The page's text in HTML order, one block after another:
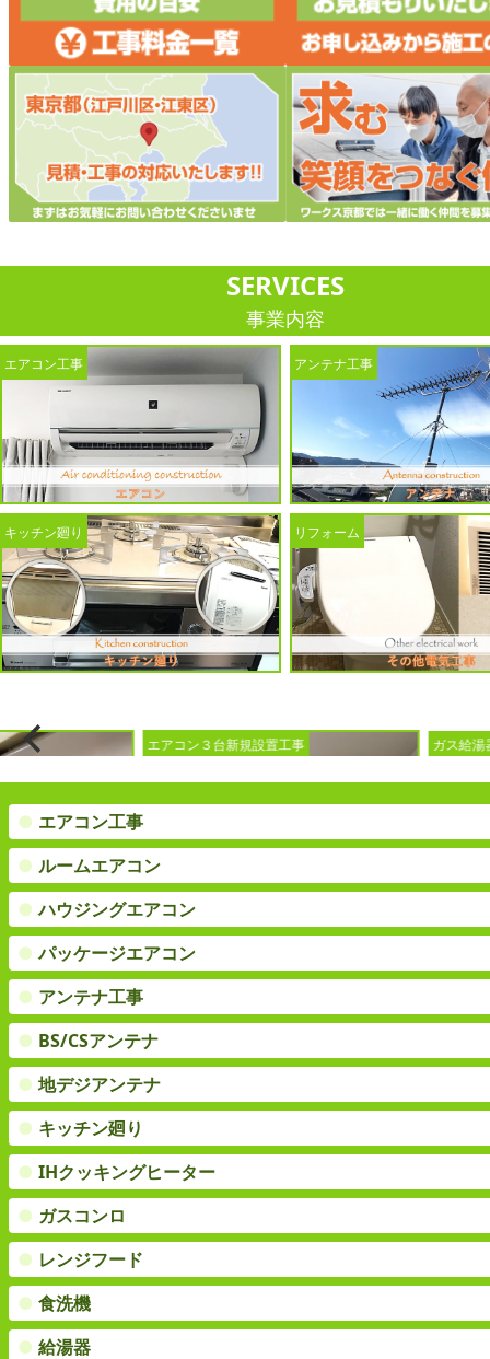
SERVICES
事業内容
エアコン工事 アンテナ工事
キッチン廻り リフォーム
置工事 ガス給湯器入替工事 ト
● エアコン工事
● ルームエアコン
●ハウジングエアコン
●パッケージエアコン
● アンテナ工事
● BS/CSアンテナ
● 地デジアンテナ
● キッチン廻り
● IHクッキングヒーター
● ガスコンロ
● レンジフード
● 食洗機
● 給湯器